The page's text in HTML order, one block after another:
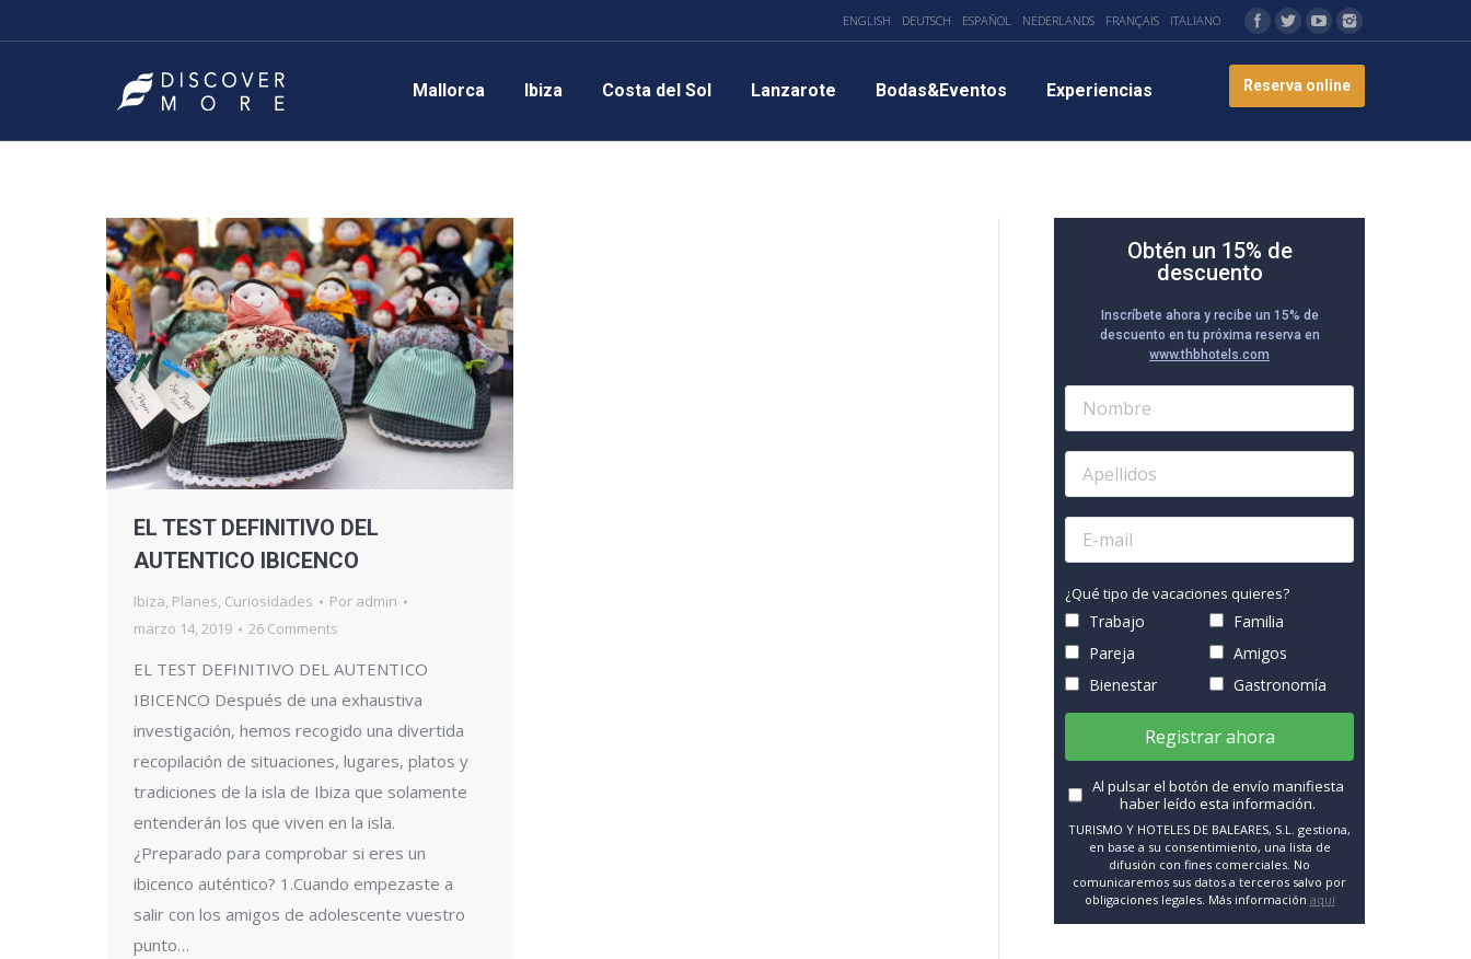
ENGLISH DEUTSCH ESPAÑOL NEDERLANDS FRANÇAIS ITALIANO
Mallorca Ibiza Costa del Sol Lanzarote Bodas&Eventos Experiencias Reserva online
EL TEST DEFINITIVO DEL
AUTENTICO IBICENCO
Ibiza, Planes, Curiosidades Por admin
marzo 14, 2019
26 Comments
EL TEST DEFINITIVO DEL AUTENTICO
IBICENCO Después de una exhaustiva
investigación, hemos recogido una divertida
recopilación de situaciones, lugares, platos y
tradiciones de la isla de Ibiza que solamente
entenderán los que viven en la isla.
¿Preparado para comprobar si eres un
ibicenco auténtico? 1.Cuando empezaste a
salir con los amigos de adolescente vuestro
punto…
Obtén un 15% de
descuento
Inscríbete ahora y recibe un 15% de
descuento en tu próxima reserva en
www.thbhotels.com
¿Qué tipo de vacaciones quieres?
Trabajo
Familia
Pareja
Amigos
Bienestar
Gastronomía
Registrar ahora
Al pulsar el botón de envío manifiesta
haber leído esta información.
TURISMO Y HOTELES DE BALEARES, S.L. gestiona,
en base a su consentimiento, una lista de
difusión con fines comerciales. No
comunicaremos sus datos a terceros salvo por
obligaciones legales. Más información aquí